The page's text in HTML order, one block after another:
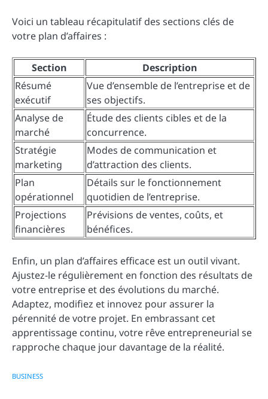
Voici un tableau récapitulatif des sections clés de
votre plan d’affaires :
Section
Description
Résumé
exécutif
Vue d’ensemble de l’entreprise et de
ses objectifs.
Analyse de
marché
Étude des clients cibles et de la
concurrence.
Stratégie
marketing
Modes de communication et
d’attraction des clients.
Plan
opérationnel
Détails sur le fonctionnement
quotidien de l’entreprise.
Projections
financières
Prévisions de ventes, coûts, et
bénéfices.
Enfin, un plan d’affaires efficace est un outil vivant.
Ajustez-le régulièrement en fonction des résultats de
votre entreprise et des évolutions du marché.
Adaptez, modifiez et innovez pour assurer la
pérennité de votre projet. En embrassant cet
apprentissage continu, votre rêve entrepreneurial se
rapproche chaque jour davantage de la réalité.
BUSINESS